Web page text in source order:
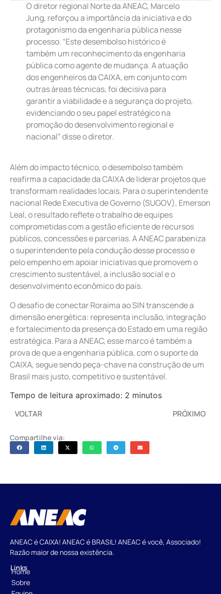
Compartilhe via:
O diretor regional Norte da ANEAC, Marcelo
Jung, reforçou a importância da iniciativa e do
protagonismo da engenharia pública nesse
processo. “Este desembolso histórico é
também um reconhecimento da engenharia
pública como agente de mudança. A atuação
dos engenheiros da CAIXA, em conjunto com
outras áreas técnicas, foi decisiva para
garantir a viabilidade e a segurança do projeto,
evidenciando o seu papel estratégico na
promoção do desenvolvimento regional e
nacional” disse o diretor.
Além do impacto técnico, o desembolso também
reafirma a capacidade da CAIXA de liderar projetos que
transformam realidades locais. Para o superintendente
nacional Rede Executiva de Governo (SUGOV), Emerson
Leal, o resultado reflete o trabalho de equipes
comprometidas com a gestão eficiente de recursos
públicos, concessões e parcerias. A ANEAC parabeniza
o superintendente pela condução desse processo e
pelo empenho em apoiar iniciativas que promovem o
crescimento sustentável, a inclusão social e o
desenvolvimento econômico do país.
O desafio de conectar Roraima ao SIN transcende a
dimensão energética: representa inclusão, integração
e fortalecimento da presença do Estado em uma região
estratégica. Para a ANEAC, esse marco é também a
prova de que a engenharia pública, com o suporte da
CAIXA, segue sendo peça-chave na construção de um
Brasil mais justo, competitivo e sustentável.
Tempo de leitura aproximado: 2 minutos
VOLTAR PRÓXIMO
ANEAC é CAIXA! ANEAC é BRASIL! ANEAC é você, Associado!
Razão maior de nossa existência.
Links
Home
Sobre